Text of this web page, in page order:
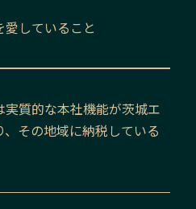
愛していること
実質的な本社機能が茨城エ
、その地域に納税している